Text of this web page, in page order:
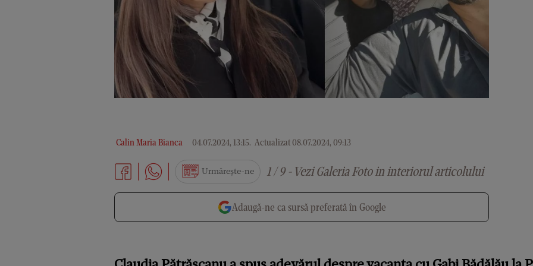
Calin Maria Bianca 04.07.2024, 13:15. Actualizat 08.07.2024, 09:13
Urmărește-ne 1 / 9 - Vezi Galeria Foto in interiorul articolului
Adaugă-ne ca sursă preferată în Google